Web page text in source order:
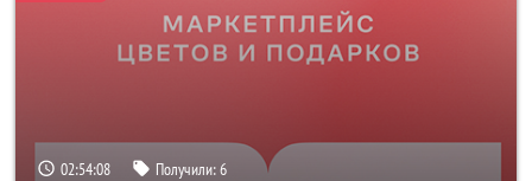
02:54:07 Получили:6